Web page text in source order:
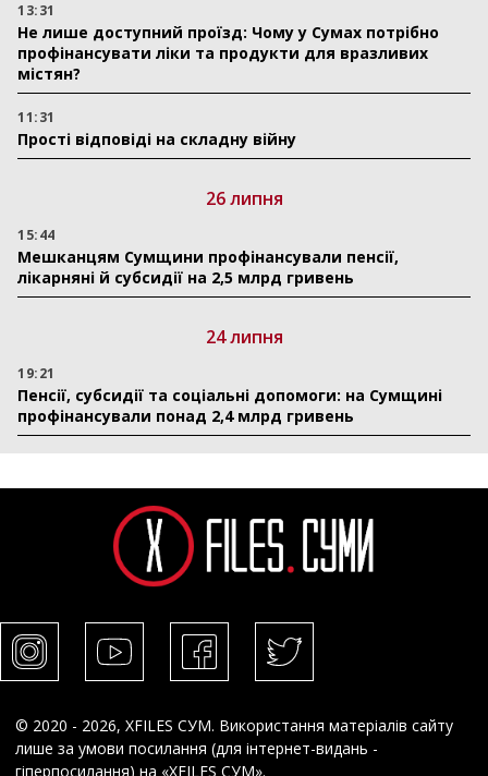
13:31
Не лише доступний проїзд: Чому у Сумах потрібно
профінансувати ліки та продукти для вразливих
містян?
11:31
Прості відповіді на складну війну
26 липня
15:44
Мешканцям Сумщини профінансували пенсії,
лікарняні й субсидії на 2,5 млрд гривень
24 липня
19:21
Пенсії, субсидії та соціальні допомоги: на Сумщині
профінансували понад 2,4 млрд гривень
© 2020 - 2026, XFILES СУМ. Використання матеріалів сайту
лише за умови посилання (для інтернет-видань -
гіперпосилання) на «XFILES СУМ».